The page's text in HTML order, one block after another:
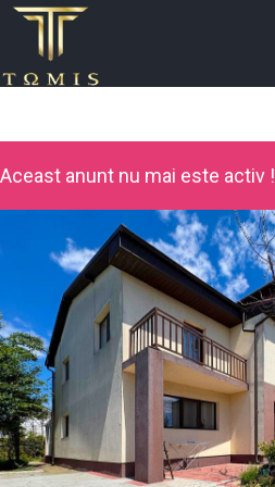
Aceast anunt nu mai este activ !